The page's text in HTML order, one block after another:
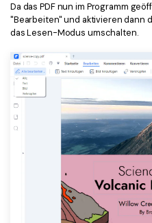
Da das PDF nun im Programm
"Bearbeiten" und aktivieren dann
das Lesen-Modus umschalten.